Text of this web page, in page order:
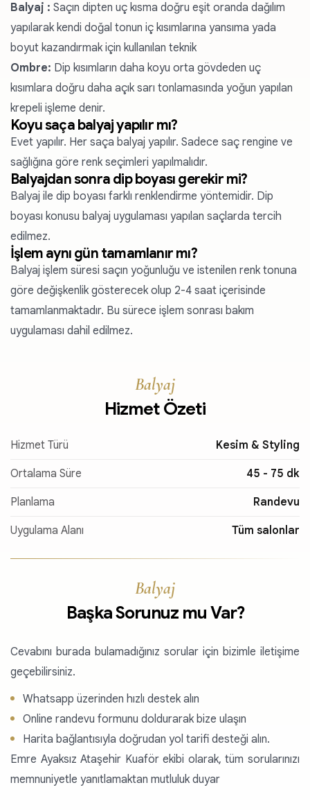
Balyaj : Saçın dipten uç kısma doğru eşit oranda dağılım
yapılarak kendi doğal tonun iç kısımlarına yansıma yada
boyut kazandırmak için kullanılan teknik
Ombre: Dip kısımların daha koyu orta gövdeden uç
kısımlara doğru daha açık sarı tonlamasında yoğun yapılan
krepeli işleme denir.
Koyu saça balyaj yapılır mı?
Evet yapılır. Her saça balyaj yapılır. Sadece saç rengine ve
sağlığına göre renk seçimleri yapılmalıdır.
Balyajdan sonra dip boyası gerekir mi?
Balyaj ile dip boyası farklı renklendirme yöntemidir. Dip
boyası konusu balyaj uygulaması yapılan saçlarda tercih
edilmez.
İşlem aynı gün tamamlanır mı?
Balyaj işlem süresi saçın yoğunluğu ve istenilen renk tonuna
göre değişkenlik gösterecek olup 2-4 saat içerisinde
tamamlanmaktadır. Bu sürece işlem sonrası bakım
uygulaması dahil edilmez.
Balyaj
Hizmet Özeti
Hizmet Türü Kesim & Styling
Ortalama Süre 45 - 75 dk
Planlama Randevu
Uygulama Alanı Tüm salonlar
Balyaj
Başka Sorunuz mu Var?
Cevabını burada bulamadığınız sorular için bizimle iletişime
geçebilirsiniz.
Whatsapp üzerinden hızlı destek alın
Online randevu formunu doldurarak bize ulaşın
Harita bağlantısıyla doğrudan yol tarifi desteği alın.
Emre Ayaksız Ataşehir Kuaför ekibi olarak, tüm sorularınızı
memnuniyetle yanıtlamaktan mutluluk duyar